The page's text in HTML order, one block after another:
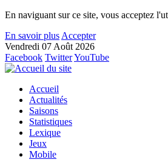
En naviguant sur ce site, vous acceptez
En savoir plus Accepter
Vendredi 07 Août 2026
Facebook TwitterYouTube
Accueil
Actualités
Saisons
Statistiques
Lexique
Jeux
Mobile